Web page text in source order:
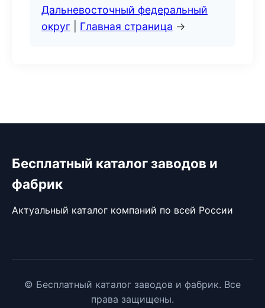
Дальневосточный федеральный
округ
Главная страница →
Бесплатный каталог заводов и
фабрик
Актуальный каталог компаний по всей России
© Бесплатный каталог заводов и фабрик. Все
права защищены.